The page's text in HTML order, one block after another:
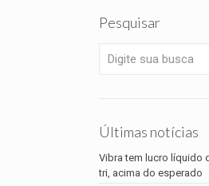
Pesquisar
Últimas notícias
Vibra tem lucro líquido
tri, acima do esperado